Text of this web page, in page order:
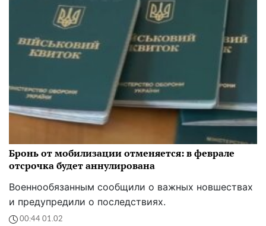
Бронь от мобилизации отменяется: в феврале
отсрочка будет аннулирована
Военнообязанным сообщили о важных новшествах
и предупредили о последствиях.
00:44 01.02